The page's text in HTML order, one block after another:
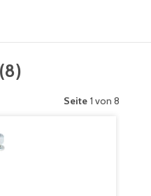
(8)
Seite 1 von 8